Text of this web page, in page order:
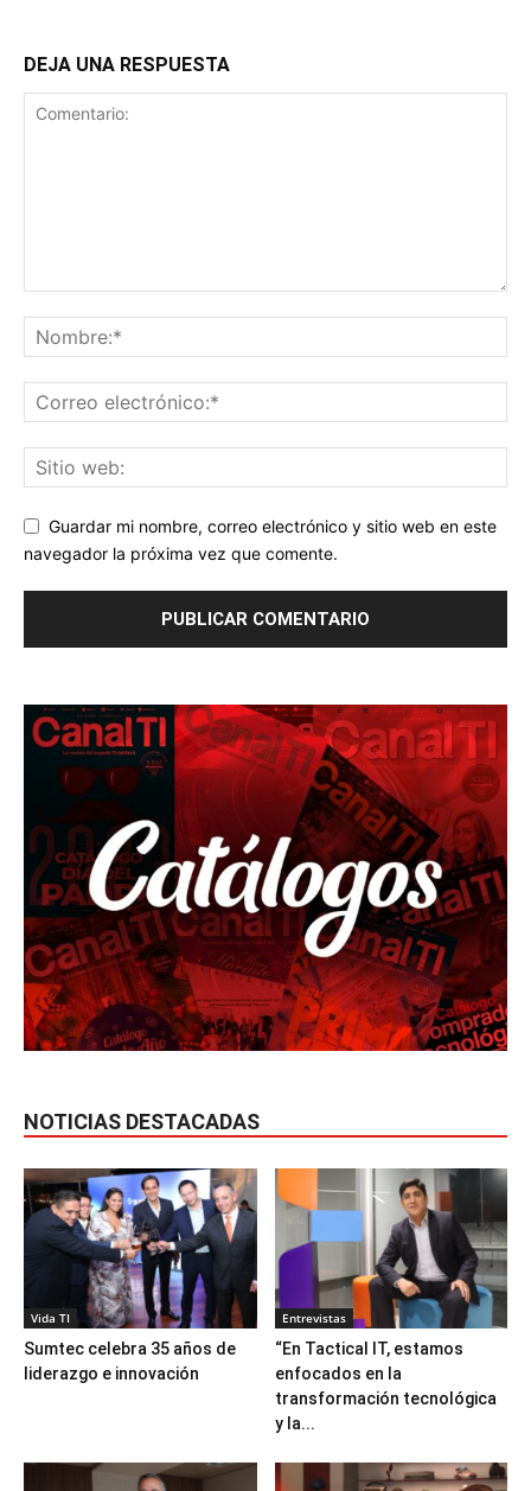
DEJA UNA RESPUESTA
Guardar mi nombre, correo electrónico y sitio web en este
navegador la próxima vez que comente.
NOTICIAS DESTACADAS
Vida TI
Sumtec celebra 35 años de
liderazgo e innovación
Entrevistas
“En Tactical IT, estamos
enfocados en la
transformación tecnológica
y la...